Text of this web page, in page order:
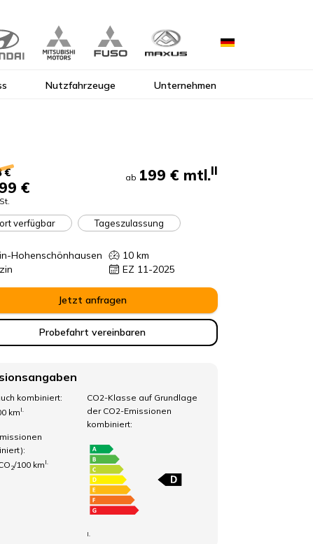
Nutzfahrzeuge Unternehmen
€
€
ab 199 € mtl.II
verfügbar Tageszulassung
Hohenschönhausen 10 km
EZ 11-2025
Jetzt anfragen
Probefahrt vereinbaren
kombiniert:
kmI.
2/100 km I.
CO2-Klasse auf Grundlage
der CO2-Emissionen
kombiniert:
I.